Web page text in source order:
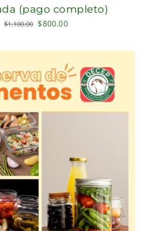
(pago completo)
$1,100.00 Original
was:
$1,100.00.
$800.00Current
is:
$800.00.